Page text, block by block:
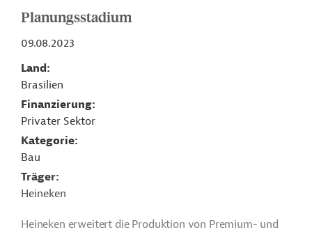
Planungsstadium
09.08.2023
Land
Brasilien
Finanzierung
Privater Sektor
Kategorie
Bau
Träger
Heineken
Heineken erweitert die Produktion von Premium- und